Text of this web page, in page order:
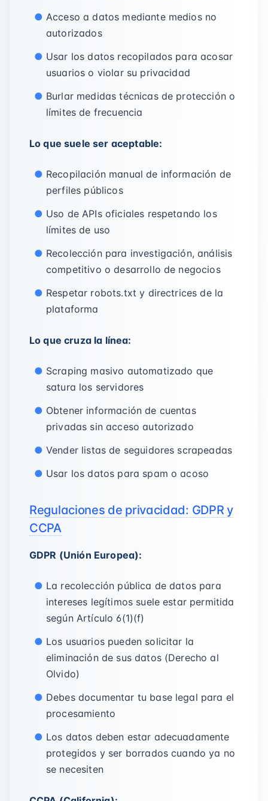
Acceso a datos mediante medios no
autorizados
Usar los datos recopilados para acosar
usuarios o violar su privacidad
Burlar medidas técnicas de protección o
límites de frecuencia
Lo que suele ser aceptable:
Recopilación manual de información de
perfiles públicos
Uso de APIs oficiales respetando los
límites de uso
Recolección para investigación, análisis
competitivo o desarrollo de negocios
Respetar robots.txt y directrices de la
plataforma
Lo que cruza la línea:
Scraping masivo automatizado que
satura los servidores
Obtener información de cuentas
privadas sin acceso autorizado
Vender listas de seguidores scrapeadas
Usar los datos para spam o acoso
Regulaciones de privacidad: GDPR y
CCPA
GDPR (Unión Europea):
La recolección pública de datos para
intereses legítimos suele estar permitida
según Artículo 6(1)(f)
Los usuarios pueden solicitar la
eliminación de sus datos (Derecho al
Olvido)
Debes documentar tu base legal para el
procesamiento
Los datos deben estar adecuadamente
protegidos y ser borrados cuando ya no
se necesiten